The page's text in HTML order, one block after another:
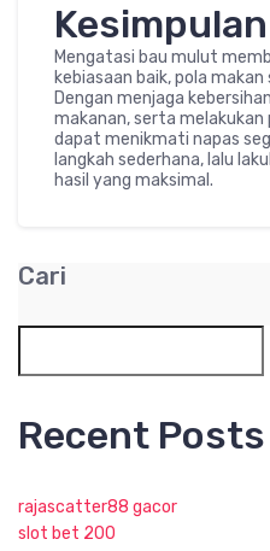
Kesimpulan
Mengatasi bau mulut
kebiasaan baik, pola
Dengan menjaga
makanan, serta melakukan
dapat menikmati napas
langkah sederhana, lalu
hasil yang maksimal.
Cari
Recent Posts
rajascatter88 gacor
slot bet 200